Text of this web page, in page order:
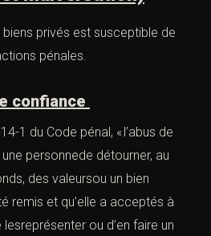
malversation)
privés est susceptible de
confiance
1
du Code pénal, « l’abus de
personnede détourner, au